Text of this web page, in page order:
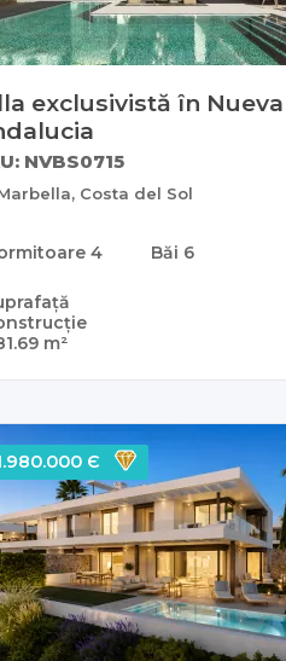
exclusivistă în Nueva
NVBS0715
Costa del Sol
4 Băi 6
m²
Є